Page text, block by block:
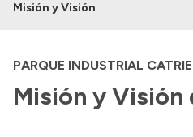
Autoridades
Misión y Visión
PARQUE INDUSTRIAL
Misión y Visión